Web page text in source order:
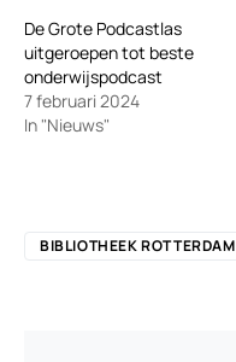
De Grote Podcastlas
uitgeroepen tot beste
onderwijspodcast
7 februari 2024
In "Nieuws"
BIBLIOTHEEK ROTTERDAM